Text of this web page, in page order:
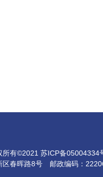
所有©2021 苏ICP备
区春晖路8号 邮政编码：